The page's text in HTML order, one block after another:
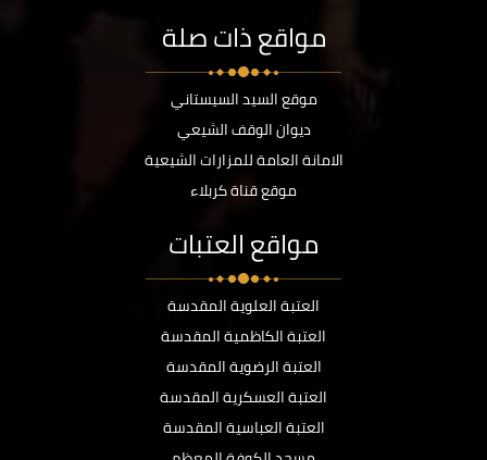
مواقع ذات صلة
موقع السيد السيستاني
ديوان الوقف الشيعي
الامانة العامة للمزارات الشيعية
موقع قناة كربلاء
مواقع العتبات
العتبة العلوية المقدسة
العتبة الكاظمية المقدسة
العتبة الرضوية المقدسة
العتبة العسكرية المقدسة
العتبة العباسية المقدسة